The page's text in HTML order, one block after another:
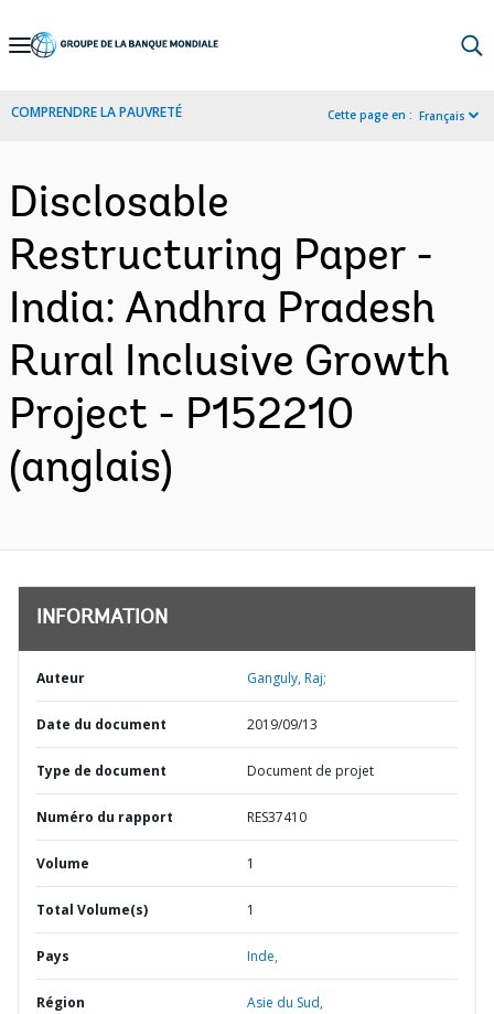
Skip
Navigation
COMPRENDRE LA PAUVRETÉ Cette page en : Français
Disclosable
Restructuring Paper -
India: Andhra Pradesh
Rural Inclusive Growth
Project - P152210
(anglais)
INFORMATION
Auteur Ganguly, Raj;
Date du document 2019/09/13
Type de document Document de projet
Numéro du rapport RES37410
Volume 1
Total Volume(s) 1
Pays Inde,
Région Asie du Sud,